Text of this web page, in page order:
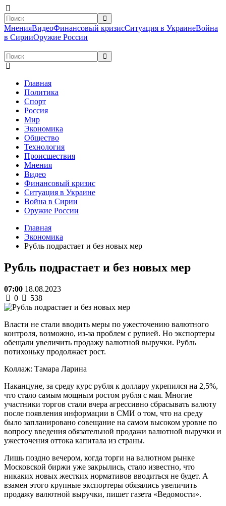
МненияВидеоФинансовый кризисСитуация в УкраинеВойна
в СирииОружие России
Главная
Политика
Спорт
Россия
Мир
Экономика
Общество
Технология
Происшествия
Мнения
Видео
Финансовый кризис
Ситуация в Украине
Война в Сирии
Оружие России
Главная
Экономика
Рубль подрастает и без новых мер
Рубль подрастает и без новых мер
07:00 18.08.2023
0
538
Власти не стали вводить меры по ужесточению валютного
контроля, возможно, из-за проблем с рупией. Но экспортеры
обещали увеличить продажу валютной выручки. Рубль
потихоньку продолжает рост.
Коллаж: Тамара Ларина
Наканцуне, за среду курс рубля к доллару укрепился на 2,5%,
что стало самым мощным ростом рубля с мая. Многие
участники торгов стали вчера агрессивно сбрасывать валюту
после появления информации в СМИ о том, что на среду
было запланировано совещание на самом высоком уровне по
вопросу введения обязательной продажи валютной выручки и
ужесточения оттока капитала из страны.
Лишь поздно вечером, когда торги на валютном рынке
Московской биржи уже закрылись, стало известно, что
никаких новых жестких нормативов вводиться не будет. А
взамен этого крупные экспортеры обязались увеличить
продажу валютной выручки, пишет газета «Ведомости».